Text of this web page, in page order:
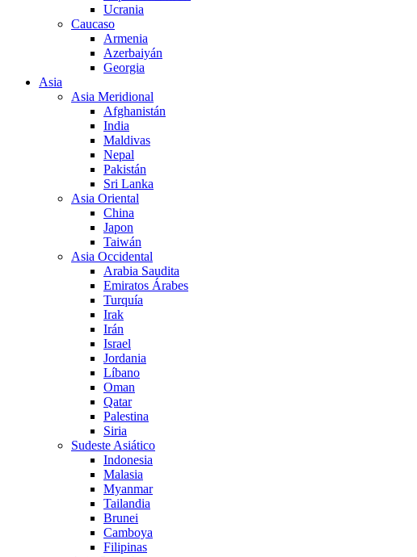
Ucrania
Caucaso
Armenia
Azerbaiyán
Georgia
Asia
Asia Meridional
Afghanistán
India
Maldivas
Nepal
Pakistán
Sri Lanka
Asia Oriental
China
Japon
Taiwán
Asia Occidental
Arabia Saudita
Emiratos Árabes
Turquía
Irak
Irán
Israel
Jordania
Líbano
Oman
Qatar
Palestina
Siria
Sudeste Asiático
Indonesia
Malasia
Myanmar
Tailandia
Brunei
Camboya
Filipinas